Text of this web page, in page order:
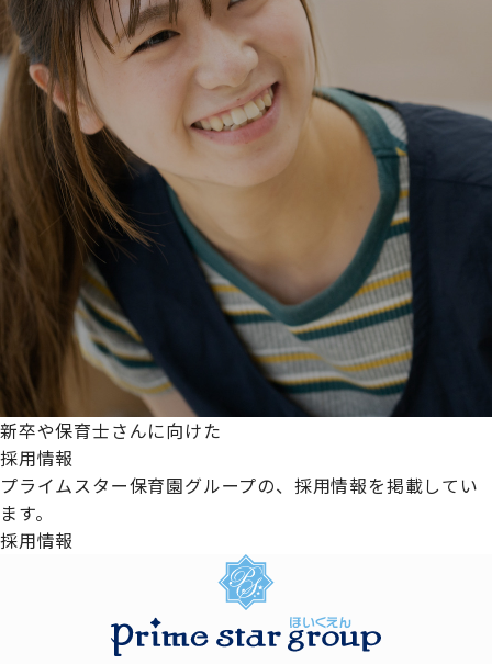
新卒や保育士さんに向けた
採用情報
プライムスター保育園グループの、採用情報を掲載してい
ます。
採用情報